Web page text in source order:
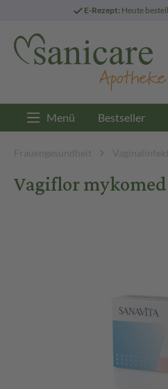
E-Rezept: Heute
Menü Bestseller
Frauengesundheit
Vagiflor